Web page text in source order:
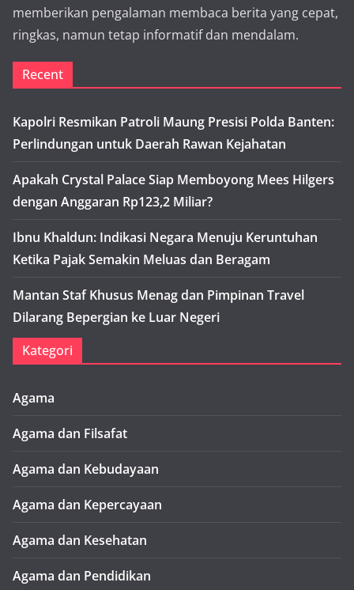
memberikan pengalaman membaca berita yang cepat,
ringkas, namun tetap informatif dan mendalam.
Recent
Kapolri Resmikan Patroli Maung Presisi Polda Banten:
Perlindungan untuk Daerah Rawan Kejahatan
Apakah Crystal Palace Siap Memboyong Mees Hilgers
dengan Anggaran Rp123,2 Miliar?
Ibnu Khaldun: Indikasi Negara Menuju Keruntuhan
Ketika Pajak Semakin Meluas dan Beragam
Mantan Staf Khusus Menag dan Pimpinan Travel
Dilarang Bepergian ke Luar Negeri
Kategori
Agama
Agama dan Filsafat
Agama dan Kebudayaan
Agama dan Kepercayaan
Agama dan Kesehatan
Agama dan Pendidikan